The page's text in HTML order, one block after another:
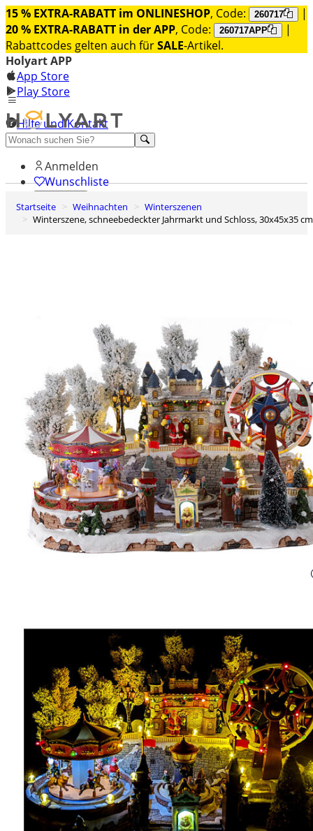
15 % EXTRA-RABATT im ONLINESHOP, Code: 260717
|
20 % EXTRA-RABATT in der APP, Code: 260717APP
|
Rabattcodes gelten auch fürSALE-Artikel.
Holyart APP
App Store
Play Store
Hilfe und Kontakt
Entdecken Sie Premium
Anmelden
Wunschliste
0
Warenkorb
Startseite Weihnachten
Winterszenen
Winterszene, schneebedeckter Jahrmarkt und Schloss, 30x45x35 cm